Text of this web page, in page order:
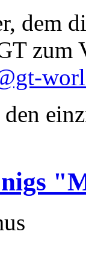
dem
zum